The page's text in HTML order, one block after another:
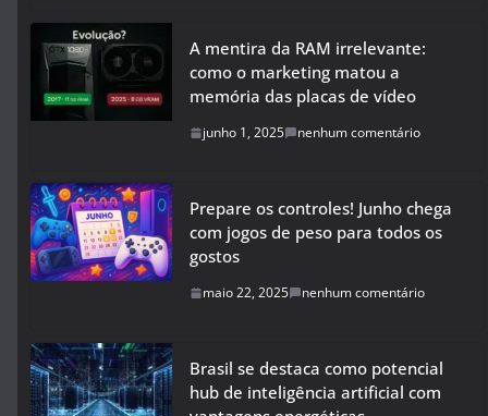
A mentira da RAM irrelevante:
como o marketing matou a
memória das placas de vídeo
junho 1, 2025 nenhum comentário
Prepare os controles! Junho chega
com jogos de peso para todos os
gostos
maio 22, 2025 nenhum comentário
Brasil se destaca como potencial
hub de inteligência artificial com